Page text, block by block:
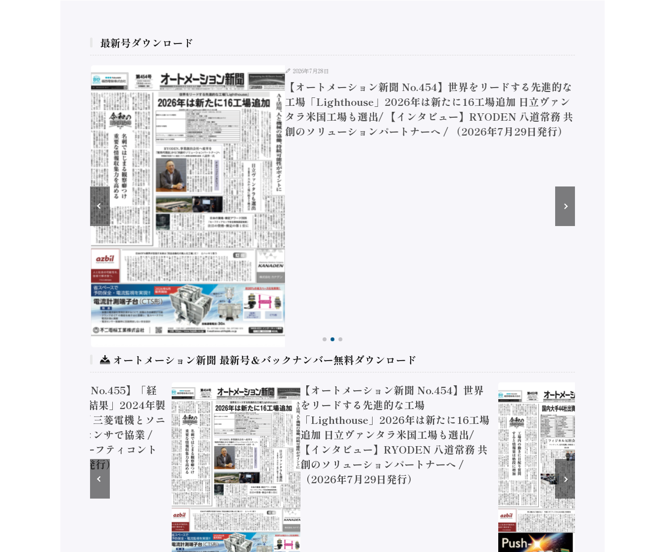
最新号ダウンロード
2026年7月28日
【オートメーション新聞 No.454】世界をリードする先進的な
工場「Lighthouse」2026年は新たに16工場追加 日立ヴァン
タラ米国工場も選出/ 【インタビュー】RYODEN 八道常務 共
創のソリューションパートナーへ / （2026年7月29日発行）
オートメーション新聞 最新号＆バックナンバー無料ダウンロード
トメーション新聞 No.455】「経
実態調査二次集計結果」2024年製
加価値額86兆円 / 三菱電機とソニ
コン AIビジョンセンサで協業 /
安全に動かすセーフティコント
（2026年8月5日発行）
【オートメーション新聞 No.454】世界
をリードする先進的な工場
「Lighthouse」2026年は新たに16工場
追加 日立ヴァンタラ米国工場も選出/
【インタビュー】RYODEN 八道常務 共
創のソリューションパートナーへ /
（2026年7月29日発行）